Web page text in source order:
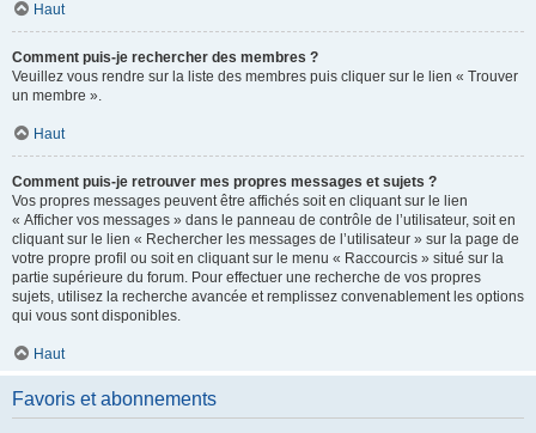
Haut
Comment puis-je rechercher des membres ?
Veuillez vous rendre sur la liste des membres puis cliquer sur le lien « Trouver
un membre ».
Haut
Comment puis-je retrouver mes propres messages et sujets ?
Vos propres messages peuvent être affichés soit en cliquant sur le lien
« Afficher vos messages » dans le panneau de contrôle de l’utilisateur, soit en
cliquant sur le lien « Rechercher les messages de l’utilisateur » sur la page de
votre propre profil ou soit en cliquant sur le menu « Raccourcis » situé sur la
partie supérieure du forum. Pour effectuer une recherche de vos propres
sujets, utilisez la recherche avancée et remplissez convenablement les options
qui vous sont disponibles.
Haut
Favoris et abonnements